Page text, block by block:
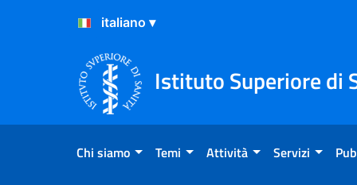
Salta al Contenuto
Salta al Footer
Istituto Superiore di
Chi siamo Temi Attività Servizi